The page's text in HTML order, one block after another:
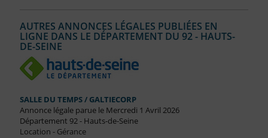
AUTRES ANNONCES LÉGALES PUBLIÉES EN
LIGNE DANS LE DÉPARTEMENT DU 92 - HAUTS-
DE-SEINE
SALLE DU TEMPS / GALTIECORP
Annonce légale parue le Mercredi 1 Avril 2026
Département 92 - Hauts-de-Seine
Location - Gérance